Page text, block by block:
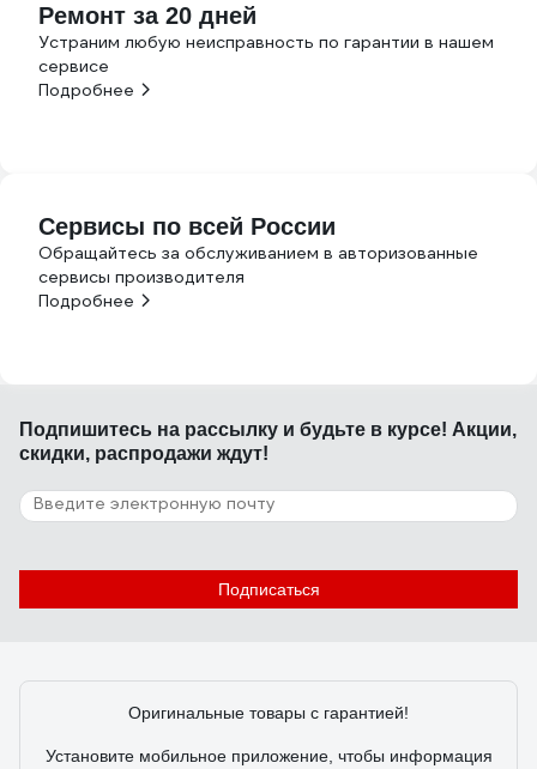
Ремонт за 20 дней
Устраним любую неисправность по гарантии в нашем
сервисе
Подробнее
Сервисы по всей России
Обращайтесь за обслуживанием в авторизованные
сервисы производителя
Подробнее
Подпишитесь на рассылку и будьте в курсе! Акции,
скидки, распродажи ждут!
Подписаться
Оригинальные товары с гарантией!
Установите мобильное приложение, чтобы информация